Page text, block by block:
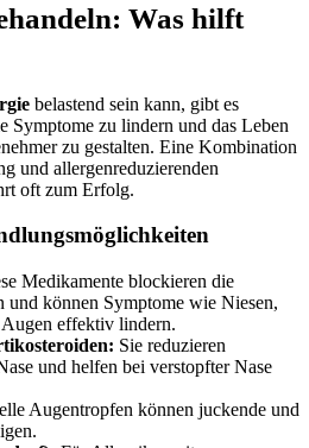
Was hilft
belastend sein kann, gibt es
Symptome zu lindern und das Leben
zu gestalten. Eine Kombination
und allergenreduzierenden
oft zum Erfolg.
Medikamente blockieren die
können Symptome wie Niesen,
effektiv lindern.
Sie reduzieren
und helfen bei verstopfter Nase
Augentropfen können juckende und